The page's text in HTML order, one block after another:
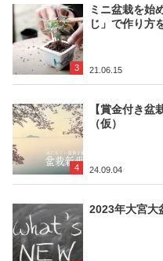
3
ミニ盆栽を始
じ」で作り方
21.06.15
4
【賞金付き
（仮）
24.09.04
2023年大宮大